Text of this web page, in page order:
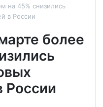
на 45% снизились
в России
более
России